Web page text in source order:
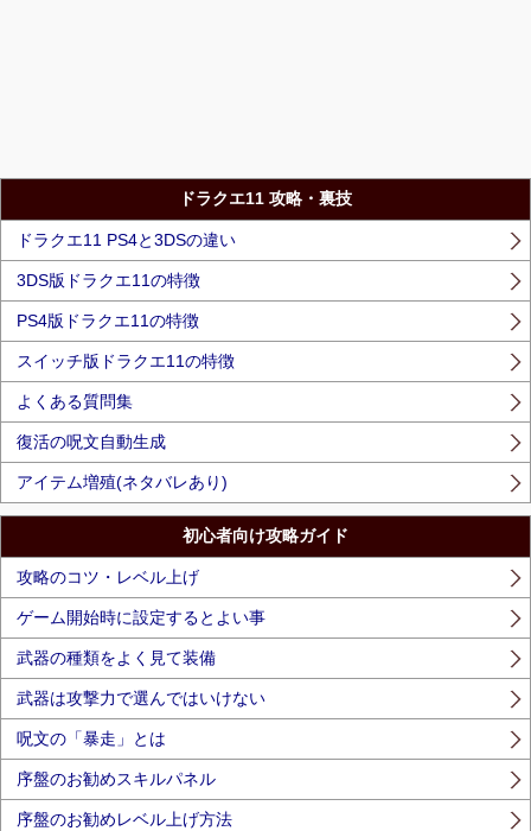
ドラクエ11 攻略・裏技
ドラクエ11 PS4と3DSの違い
3DS版ドラクエ11の特徴
PS4版ドラクエ11の特徴
スイッチ版ドラクエ11の特徴
よくある質問集
復活の呪文自動生成
アイテム増殖(ネタバレあり)
初心者向け攻略ガイド
攻略のコツ・レベル上げ
ゲーム開始時に設定するとよい事
武器の種類をよく見て装備
武器は攻撃力で選んではいけない
呪文の「暴走」とは
序盤のお勧めスキルパネル
序盤のお勧めレベル上げ方法